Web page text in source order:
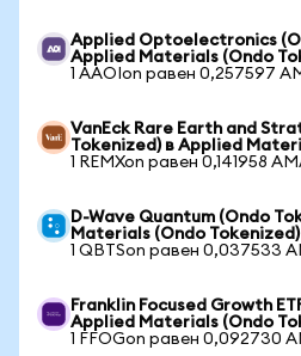
Applied Optoelectronics
Applied Materials (Ondo
1 AAOIon равен 0,257597
VanEck Rare Earth and
Tokenized) в Applied
1 REMXon равен 0,141958
D-Wave Quantum (Ondo
Materials (Ondo Tokenized)
1 QBTSon равен 0,037533
Franklin Focused Growth
Applied Materials (Ondo
1 FFOGon равен 0,092730